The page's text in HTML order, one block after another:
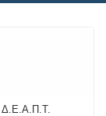
Δ.Ε.Α.Π.Τ.